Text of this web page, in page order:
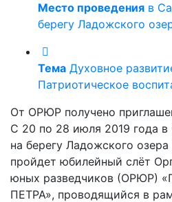
Место проведения в
берегу Ладожского
Тема Духовное
Патриотическое
От ОРЮР получено
С 20 по 28 июля 2019 года в
на берегу Ладожского озера
пройдет юбилейный слёт
юных разведчиков (ОРЮР)
ПЕТРА», проводящийся в